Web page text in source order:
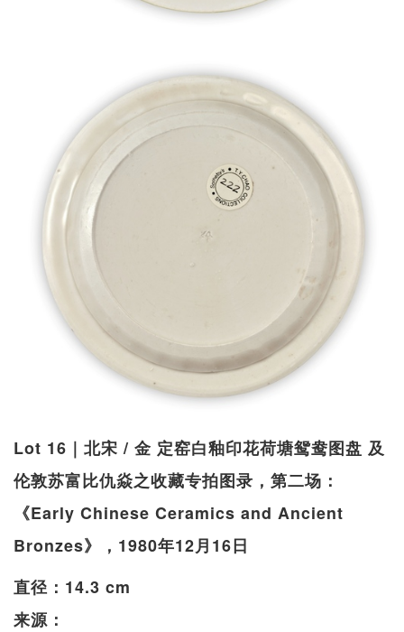
Lot 16｜北宋 / 金 定窑白釉印花荷塘鸳鸯图盘 及
伦敦苏富比仇焱之收藏专拍图录，第二场：
《Early Chinese Ceramics and Ancient
Bronzes》，1980年12月16日
直径：14.3 cm
来源：